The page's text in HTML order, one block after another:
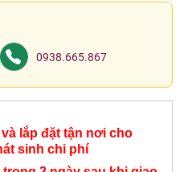
0938.665.867
lắp đặt tận nơi cho
sinh chi phí